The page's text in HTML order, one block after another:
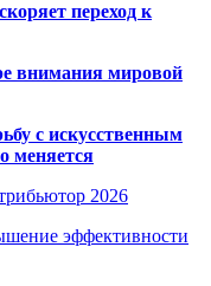
переход к
внимания мировой
с искусственным
меняется
2026
эффективности